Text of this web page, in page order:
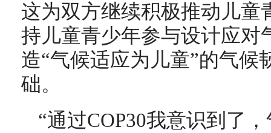
这为双方继续积极推动儿童
持儿童青少年参与设计应对
造“气候适应为儿童”的气候
础。
“通过COP30我意识到了